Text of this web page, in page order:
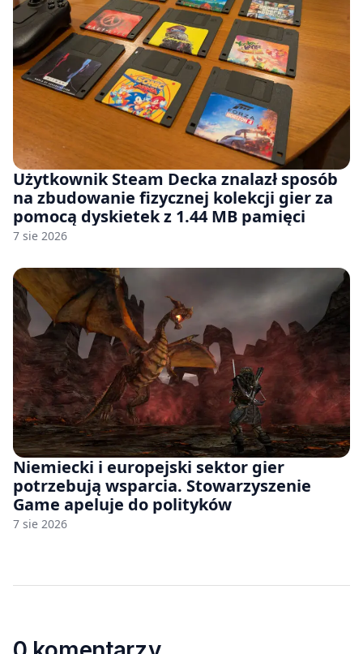
Użytkownik Steam Decka znalazł sposób
na zbudowanie fizycznej kolekcji gier za
pomocą dyskietek z 1.44 MB pamięci
7 sie 2026
Niemiecki i europejski sektor gier
potrzebują wsparcia. Stowarzyszenie
Game apeluje do polityków
7 sie 2026